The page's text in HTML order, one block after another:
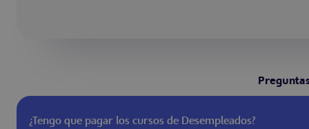
¿Tengo que pagar los cursos de Desempleados?